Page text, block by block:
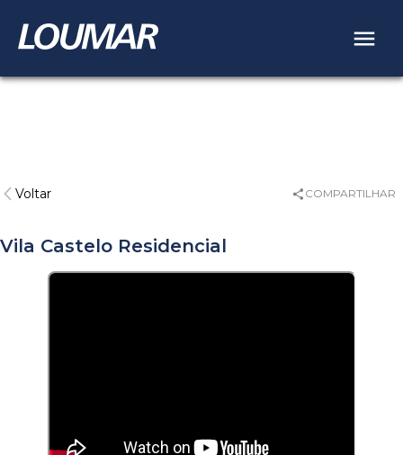
Voltar COMPARTILHAR
Vila Castelo Residencial